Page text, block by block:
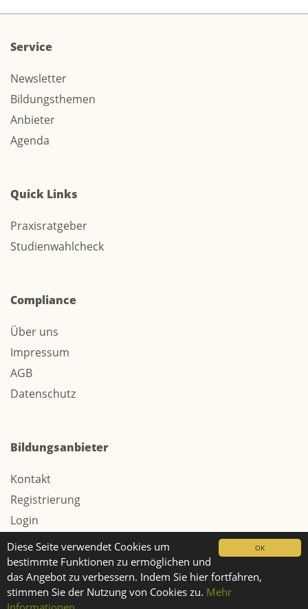
OK
Diese Seite verwendet Cookies um
bestimmte Funktionen zu ermöglichen und
das Angebot zu verbessern. Indem Sie hier fortfahren,
stimmen Sie der Nutzung von Cookies zu. Mehr
Service
Newsletter
Bildungsthemen
Anbieter
Agenda
Quick Links
Praxisratgeber
Studienwahlcheck
Compliance
Über uns
Impressum
AGB
Datenschutz
Bildungsanbieter
Kontakt
Registrierung
Login
Werbung / Tarife
© 2026 Webtech AG